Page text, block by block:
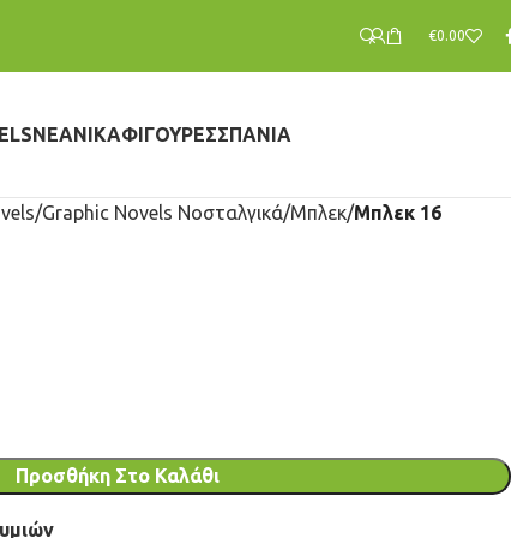
€0.00
ΝΕΑΝΙΚΆΦΙΓΟΎΡΕΣΣΠΆΝΙΑ
Graphic Novels Νοσταλγικά Μπλεκ Μπλεκ 16
Προσθήκη Στο Καλάθι